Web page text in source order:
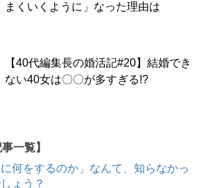
まくいくように」なった理由は
【40代編集長の婚活記#20】結婚でき
ない40女は〇〇が多すぎる!?
一覧】
に何をするのか」なんて、知らなかっ
ょう？